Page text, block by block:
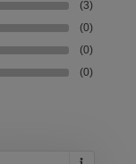
(3)
(0)
(0)
(0)